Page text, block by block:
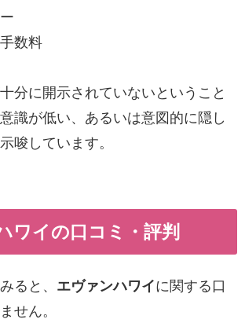
数料
分に開示されていないということ
識が低い、あるいは意図的に隠し
唆しています。
ワイの口コミ・評判
ると、 エヴァンハワイに関する口
せん。